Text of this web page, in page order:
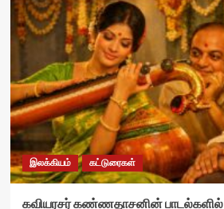
இலக்கியம் கட்டுரைகள்
கவியரசர் கண்ணதாசனின்